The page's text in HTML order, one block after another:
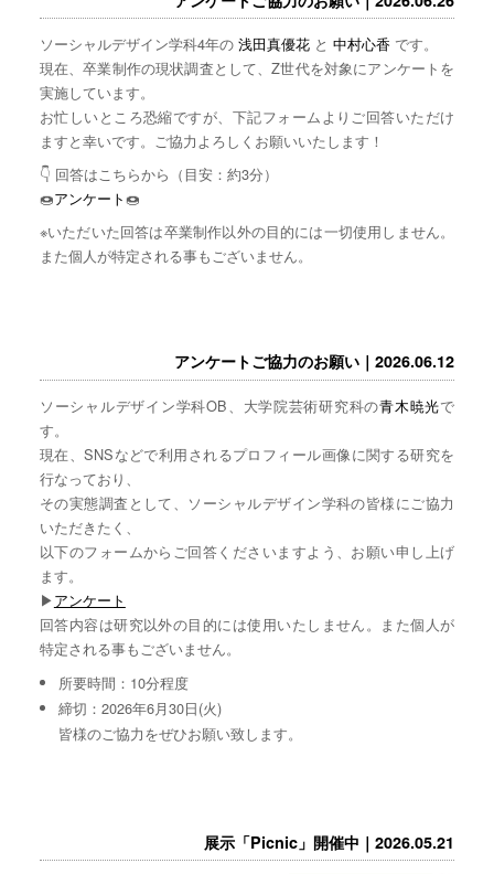
ソーシャルデザイン学科4年の 浅田真優花と 中村心香 です。
現在、卒業制作の現状調査として、Z世代を対象にアンケートを
実施しています。
お忙しいところ恐縮ですが、下記フォームよりご回答いただけ
ますと幸いです。ご協力よろしくお願いいたします！
👇 回答はこちらから（目安：約3分）
🍩アンケート🍩
※いただいた回答は卒業制作以外の目的には一切使用しません。
また個人が特定される事もございません。
アンケートご協力のお願い｜2026.06.12
ソーシャルデザイン学科OB、大学院芸術研究科の青木暁光で
す。
現在、SNSなどで利用されるプロフィール画像に関する研究を
行なっており、
その実態調査として、ソーシャルデザイン学科の皆様にご協力
いただきたく、
以下のフォームからご回答くださいますよう、お願い申し上げ
ます。
▶︎アンケート
回答内容は研究以外の目的には使用いたしません。また個人が
特定される事もございません。
所要時間：10分程度
締切：2026年6月30日(火)
皆様のご協力をぜひお願い致します。
展示「Picnic」開催中｜2026.05.21